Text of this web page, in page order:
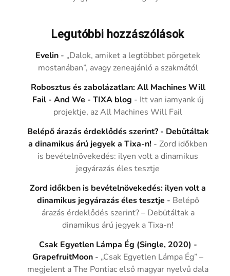
Legutóbbi hozzászólások
Evelin - „Dalok, amiket a legtöbbet pörgetek
mostanában”, avagy zeneajánló a szakmától
Robosztus és zabolázatlan: All Machines Will
Fail - And We - TIXA blog - Itt van iamyank új
projektje, az All Machines Will Fail
Belépő árazás érdeklődés szerint? - Debütáltak
a dinamikus árú jegyek a Tixa-n! -Zord időkben
is bevételnövekedés: ilyen volt a dinamikus
jegyárazás éles tesztje
Zord időkben is bevételnövekedés: ilyen volt a
dinamikus jegyárazás éles tesztje - Belépő
árazás érdeklődés szerint? – Debütáltak a
dinamikus árú jegyek a Tixa-n!
Csak Egyetlen Lámpa Ég (Single, 2020) -
GrapefruitMoon - „Csak Egyetlen Lámpa Ég” –
megjelent a The Pontiac első magyar nyelvű dala